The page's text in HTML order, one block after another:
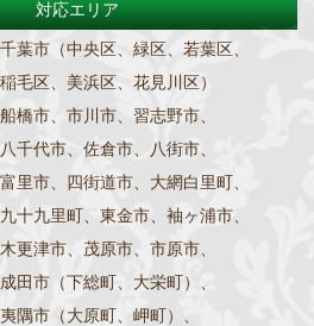
対応エリア
千葉市（中央区、緑区、若葉区、
稲毛区、美浜区、花見川区）
船橋市、市川市、習志野市、
八千代市、佐倉市、八街市、
富里市、四街道市、大網白里町、
九十九里町、東金市、袖ヶ浦市、
木更津市、茂原市、市原市、
成田市（下総町、大栄町）、
夷隅市（大原町、岬町）、